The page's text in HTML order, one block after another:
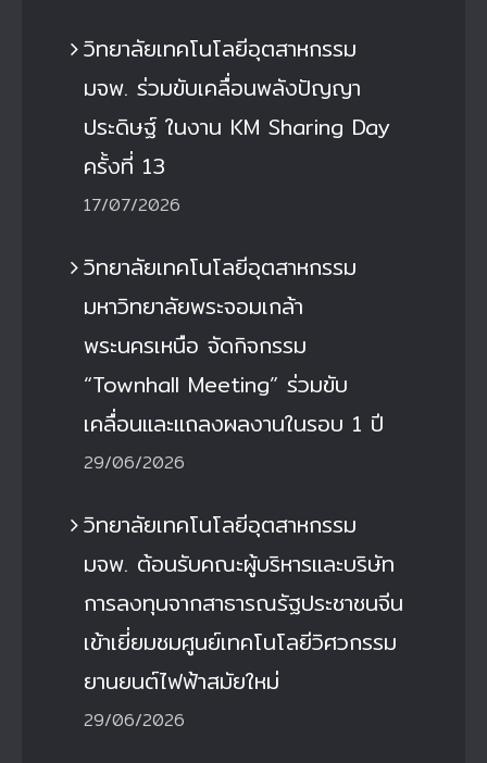
วิทยาลัยเทคโนโลยีอุตสาหกรรม
มจพ. ร่วมขับเคลื่อนพลังปัญญา
ประดิษฐ์ ในงาน KM Sharing Day
ครั้งที่ 13
17/07/2026
วิทยาลัยเทคโนโลยีอุตสาหกรรม
มหาวิทยาลัยพระจอมเกล้า
พระนครเหนือ จัดกิจกรรม
“Townhall Meeting” ร่วมขับ
เคลื่อนและแถลงผลงานในรอบ 1 ปี
29/06/2026
วิทยาลัยเทคโนโลยีอุตสาหกรรม
มจพ. ต้อนรับคณะผู้บริหารและบริษัท
การลงทุนจากสาธารณรัฐประชาชนจีน
เข้าเยี่ยมชมศูนย์เทคโนโลยีวิศวกรรม
ยานยนต์ไฟฟ้าสมัยใหม่
29/06/2026